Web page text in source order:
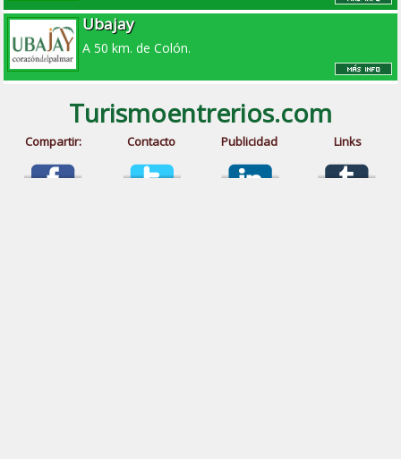
Ubajay
A 50 km. de Colón.
Turismoentrerios.com
Compartir: Contacto Publicidad Links